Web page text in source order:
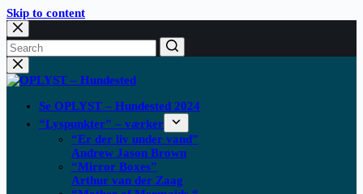
Skip to content
Se OPLYST – Hundested 2024
“Lyspunkter” – værker
“Er der liv under vand”
Andrew Jason Brown
“Mirror Boxes”
Arthur van der Zaag